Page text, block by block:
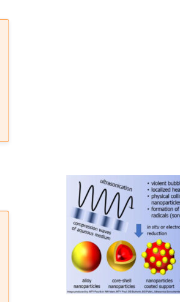
Elektro-kimya